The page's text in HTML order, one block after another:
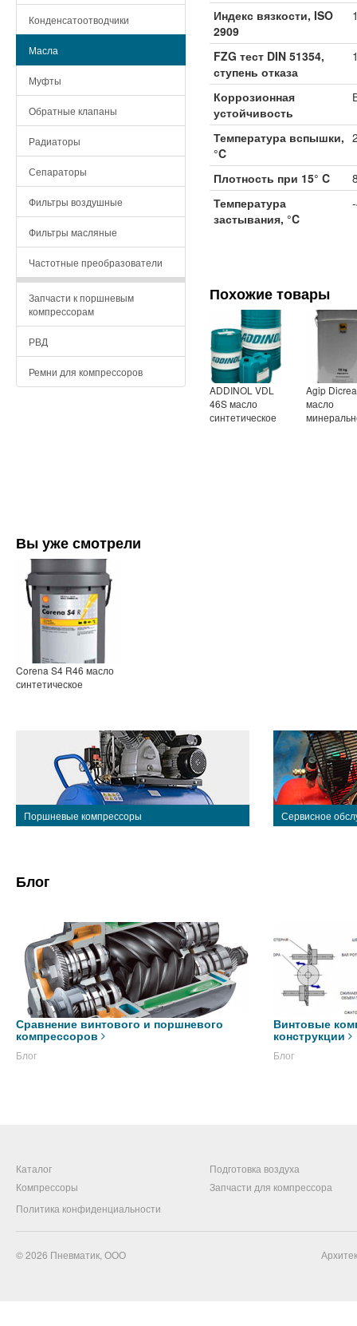
Конденсатоотводчики
Масла
Муфты
Обратные клапаны
Радиаторы
Сепараторы
Фильтры воздушные
Фильтры масляные
Частотные преобразователи
Запчасти к поршневым
компрессорам
РВД
Ремни для компрессоров
Индекс вязкости, ISO
2909
FZG тест DIN 51354,
ступень отказа
Коррозионная
устойчивость
Температура вспышки,
°C
Плотность при 15° C
Температура
застывания, °C
Похожие товары
ADDINOL VDL
46S масло
синтетическое
Agip
масло
Вы уже смотрели
Corena S4 R46 масло
синтетическое
Поршневые компрессоры Сервисное
Блог
Сравнение винтового и поршневого
компрессоров
Блог
Винтовые
конструкции
Блог
Каталог
Компрессоры
Подготовка воздуха
Запчасти для компрессора
Политика конфиденциальности
© 2026 Пневматик, ООО